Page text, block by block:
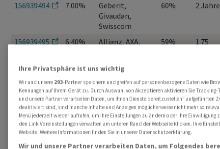
156939494 7.00%
Geberit,
Givaudan,
Swisscom
60% 2 Jahre
156939495 6.40%
Allianz, AXA,
59%
1.75
156939496
6.20%
Novartis,
Swiss Life, UBS
Ihre Privatsphäre ist uns wichtig
Wir und unsere 293-Partner speichern und greifen auf personenbezogene Daten wie
Kennungen auf Ihrem Gerät zu. Durch Auswahl von Akzeptieren aktivieren Sie
und unsere Partner verarbeiten Daten, um Ihnen Dienste bereitzustellen“ aufgeführten
deaktiviert sind, sind manche Inhalte und Anzeigen möglicherweise nicht mehr so
Menü jederzeit wieder aufrufen, um Ihre Einstellungen zu ändern oder Ihre Einwilligung
den Link Voreinstellungen verwalten am unteren Rand der Webseite klicken. Ihre
Website. Weitere Informationen finden Sie in unserer Datenschutzerklärung.
Wir und unsere Partner verarbeiten Daten, um Folgendes